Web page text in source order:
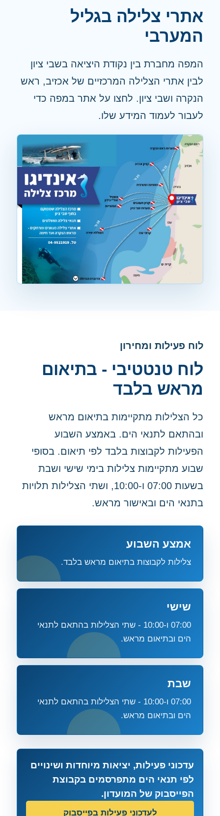
אתרי צלילה בגליל
המערבי
המפה מחברת בין נקודת היציאה בשבי ציון
לבין אתרי הצלילה המרכזיים של אכזיב, ראש
הנקרה ושבי ציון. לחצו על אתר במפה כדי
לעבור לעמוד המידע שלו.
לוח פעילות ומחירון
לוח טנטטיבי - בתיאום
מראש בלבד
כל הצלילות מתקיימות בתיאום מראש
ובהתאם לתנאי הים. באמצע השבוע
הפעילות לקבוצות בלבד לפי תיאום. בסופי
שבוע מתקיימות צלילות בימי שישי ושבת
בשעות 07:00 ו-10:00, ושתי הצלילות תלויות
בתנאי הים ובאישור מראש.
אמצע השבוע
צלילות לקבוצות בתיאום מראש בלבד.
שישי
07:00 ו-10:00 - שתי הצלילות בהתאם לתנאי
הים ובתיאום מראש.
שבת
07:00 ו-10:00 - שתי הצלילות בהתאם לתנאי
הים ובתיאום מראש.
עדכוני פעילות, יציאות מיוחדות ושינויים
לפי תנאי הים מתפרסמים בקבוצת
הפייסבוק של המועדון.
לעדכוני פעילות בפייסבוק